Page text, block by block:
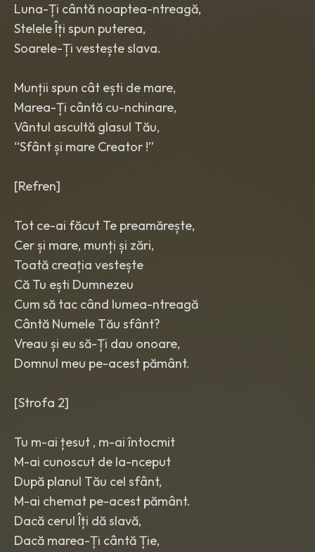
Luna-Ți cântă noaptea-ntreagă,
Stelele Îți spun puterea,
Soarele-Ți vestește slava.
Munții spun cât ești de mare,
Marea-Ți cântă cu-nchinare,
Vântul ascultă glasul Tău,
“Sfânt și mare Creator !”
[Refren]
Tot ce-ai făcut Te preamărește,
Cer și mare, munți și zări,
Toată creația vestește
Că Tu ești Dumnezeu
Cum să tac când lumea-ntreagă
Cântă Numele Tău sfânt?
Vreau și eu să-Ți dau onoare,
Domnul meu pe-acest pământ.
[Strofa 2]
Tu m-ai țesut , m-ai întocmit
M-ai cunoscut de la-nceput
După planul Tău cel sfânt,
M-ai chemat pe-acest pământ.
Dacă cerul Îți dă slavă,
Dacă marea-Ți cântă Ție,